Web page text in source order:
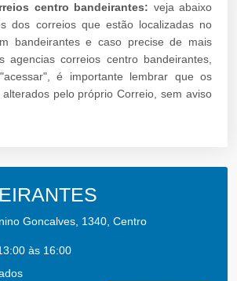
centro bandeirantes: veja abaixo
dos correios que estão localizadas no
bandeirantes e caso precise de mais
agencias correios centro bandeirantes,
é importante lembrar que os
pelo próprio Correio, sem aviso
Goncalves, 1340, Centro
às 16:00